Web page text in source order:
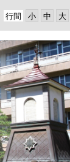
行間